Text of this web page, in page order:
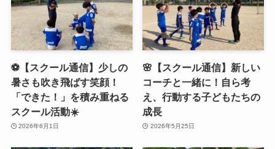
⚽️【スクール通信】少しの
暑さも吹き飛ばす笑顔！
「できた！」を積み重ねる
スクール活動☀️
2026年6月1日
🌸【スクール通信】新しい
コーチと一緒に！自ら考
え、行動する子どもたちの
成長
2026年5月25日